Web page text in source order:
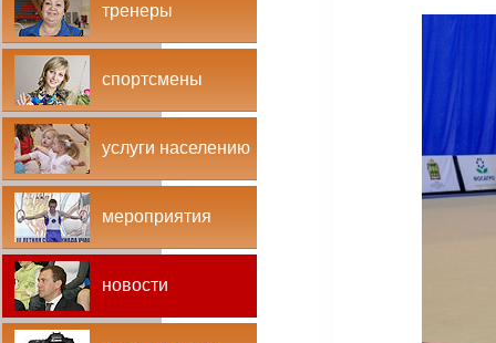
тренеры
спортсмены
услуги населению
мероприятия
новости